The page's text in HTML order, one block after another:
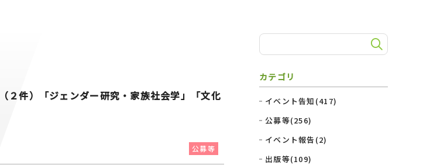
件）「ジェンダー研究・家族社会学」「文化
公募等
カテゴリ
イベント告知(417)
公募等(256)
イベント報告(2)
出版等(109)